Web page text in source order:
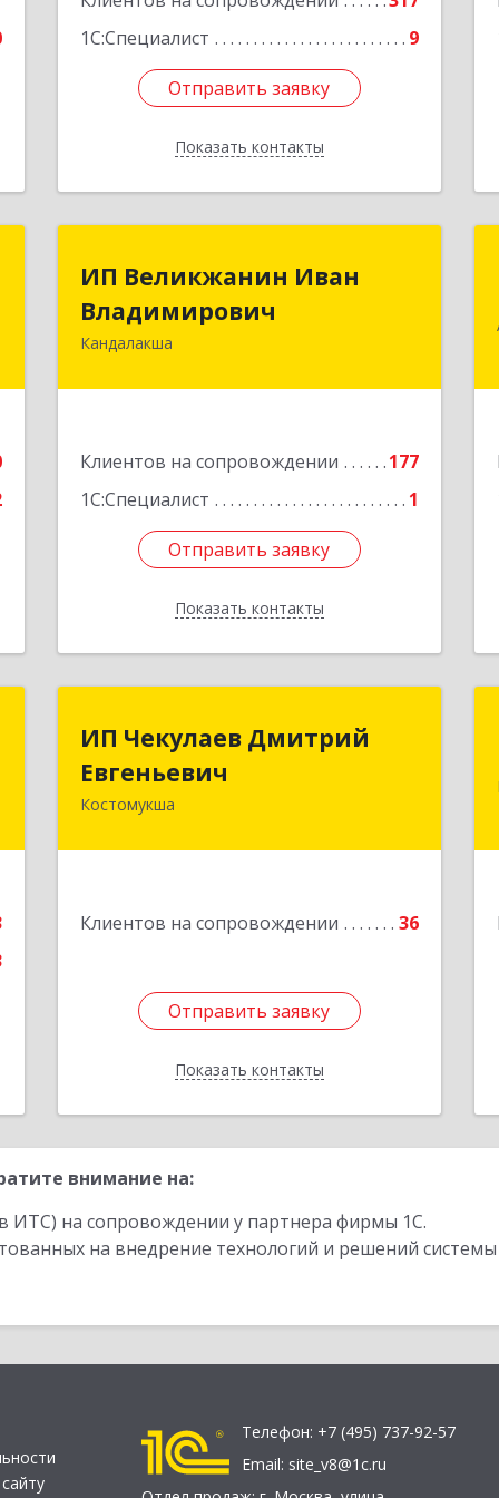
1С:Специалист
9
Отправить заявку
Показать контакты
Отправить заявку
Назад
ИП Великжанин Иван
Владимирович
Кандалакша
Клиентов на сопровождении
177
1С:Специалист
1
Отправить заявку
Показать контакты
Владимирович
184046, Мурманская обл, Кандалакша
Отправить заявку
Назад
ИП Чекулаев Дмитрий
Евгеньевич
Костомукша
Клиентов на сопровождении 36
Отправить заявку
Показать контакты
ИП Чекулаев Дмитрий
Евгеньевич
Отправить заявку
Назад
внимание на:
ИТС) на сопровождении у партнера фирмы 1С.
на внедрение технологий и решений
Телефон: +7 (495) 737-92-57
Email: site_v8@1c.ru